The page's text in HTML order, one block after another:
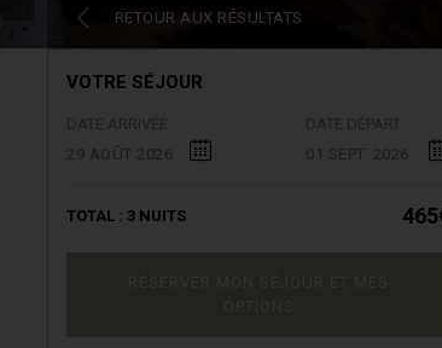
RETOUR AUX RÉSULTATS
VOTRE SÉJOUR
29 AOÛT 2026
01 SEPT. 2026
TOTAL : 3 NUITS